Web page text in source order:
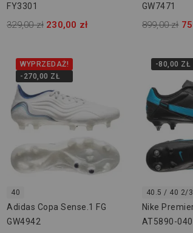
FY3301
329,00 zł 230,00 zł
GW7471
899,00 zł
WYPRZEDAŻ!
-270,00 ZŁ
40
Adidas Copa Sense.1 FG
GW4942
-80,00 ZŁ
40.5 / 40 2/3
Nike
AT5890-040